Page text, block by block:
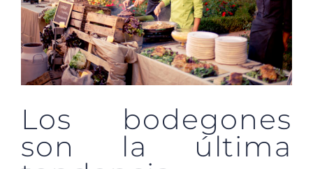
Los bodegones
son la última